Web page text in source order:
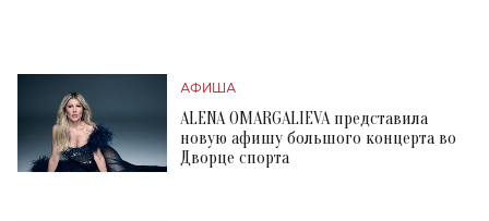
АФИША
ALENA OMARGALIEVA представила
новую афишу большого концерта во
Дворце спорта